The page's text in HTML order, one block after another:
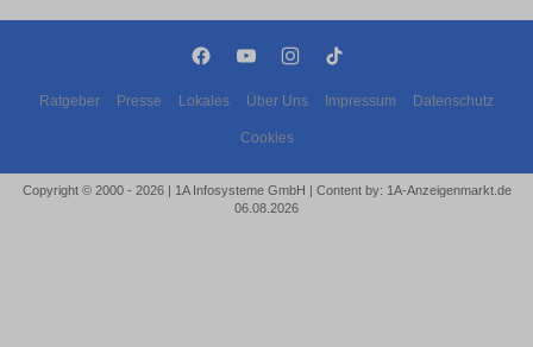
Ratgeber Presse Lokales Über Uns Impressum Datenschutz
Cookies
Copyright © 2000 - 2026 | 1A Infosysteme GmbH | Content by: 1A-Anzeigenmarkt.de
06.08.2026